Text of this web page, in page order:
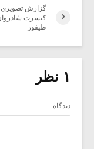
گزارش تصویری
کنسرت
طیفور
۱ نظر
دیدگاه